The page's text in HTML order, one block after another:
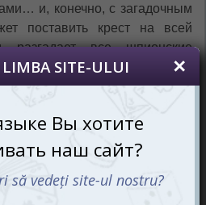
и, конечно, с загадочным
поставить крест на всей
все шпионские
команду к победе?
команды, каждая из которых
агентов прежде, чем это